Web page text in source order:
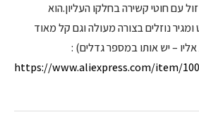
עם חוטי קשירה בחלקו העליון.הוא
נוזלים בצורה מעולה וגם קל מאוד
– יש אותו במספר גדלים) :
https://www.aliexpress.com/item/